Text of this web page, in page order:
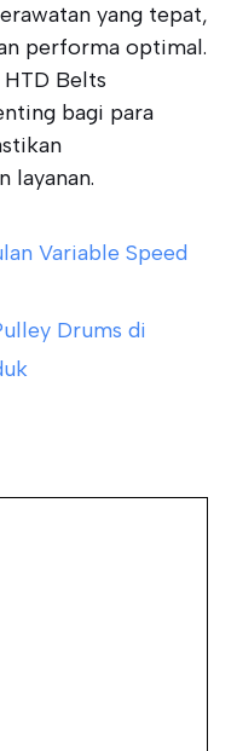
yang tepat,
performa optimal.
Belts
bagi para
layanan.
Variable Speed
Drums di